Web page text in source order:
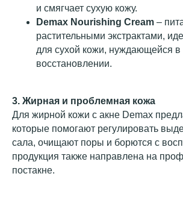
и смягчает сухую кожу.
Demax Nourishing Cream –
растительными экстрактами,
для сухой кожи, нуждающейся в
восстановлении.
3. Жирная и проблемная кожа
Для жирной кожи с акне Demax
которые помогают регулировать
сала, очищают поры и борются с
продукция также направлена на
постакне.